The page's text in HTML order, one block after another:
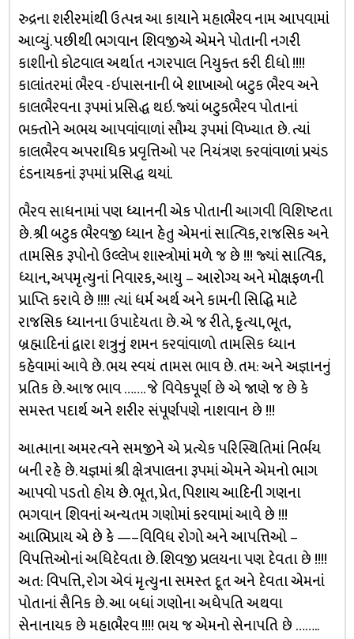
રુદ્રના શરીરમાંથી ઉત્પન્ન આ કાયાને મહાભૈરવ નામ આપવામાં
આવ્યું. પછીથી ભગવાન શિવજીએ એમને પોતાની નગરી
કાશીનો કોટવાલ અર્થાત નગરપાલ નિયુક્ત કરી દીધો !!!!
કાલાંતરમાં ભૈરવ -ઇપાસનાની બે શાખાઓ બટુક ભૈરવ અને
કાલભૈરવના રૂપમાં પ્રસિદ્ધ થઇ. જ્યાં બટુકભૈરવ પોતાનાં
ભક્તોને અભય આપવાંવાળાં સૌમ્ય રૂપમાં વિખ્યાત છે. ત્યાં
કાલભૈરવ અપરાધિક પ્રવૃત્તિઓ પર નિયંત્રણ કરવાંવાળાં પ્રચંડ
દંડનાયકનાં રૂપમાં પ્રસિદ્ધ થયાં.
ભૈરવ સાધનામાં પણ ધ્યાનની એક પોતાની આગવી વિશિષ્ટતા
છે. શ્રી બટુક ભૈરવજી ધ્યાન હેતુ એમનાં સાત્વિક, રાજસિક અને
તામસિક રૂપોનો ઉલ્લેખ શાસ્ત્રોમાં મળે જ છે !!! જ્યાં સાત્વિક,
ધ્યાન, અપમૃત્યુનાં નિવારક, આયુ – આરોગ્ય અને મોક્ષફળની
પ્રાપ્તિ કરાવે છે !!!! ત્યાં ધર્મ અર્થ અને કામની સિદ્ધિ માટે
રાજસિક ધ્યાનના ઉપાદેયતા છે. એ જ રીતે, કૃત્યા, ભૂત,
બ્રહ્માદિનાં દ્વારા શત્રુનું શમન કરવાંવાળો તામસિક ધ્યાન
કહેવામાં આવે છે. ભય સ્વયં તામસ ભાવ છે. તમ: અને અજ્ઞાનનું
પ્રતિક છે. આજ ભાવ ……. જે વિવેકપૂર્ણ છે એ જાણે જ છે કે
સમસ્ત પદાર્થ અને શરીર સંપૂર્ણપણે નાશવાન છે !!!
આત્માના અમરત્વને સમજીને એ પ્રત્યેક પરિસ્થિતિમાં નિર્ભય
બની રહે છે. યજ્ઞમાં શ્રી ક્ષેત્રપાલના રૂપમાં એમને એમનો ભાગ
આપવો પડતો હોય છે. ભૂત, પ્રેત, પિશાચ આદિની ગણના
ભગવાન શિવનાં અન્યતમ ગણોમાં કરવામાં આવે છે !!!
આભિપ્રાય એ છે કે —–વિવિધ રોગો અને આપત્તિઓ –
વિપત્તિઓનાં અધિદેવતા છે. શિવજી પ્રલયના પણ દેવતા છે !!!!
અત: વિપત્તિ, રોગ એવં મૃત્યુના સમસ્ત દૂત અને દેવતા એમનાં
પોતાનાં સૈનિક છે. આ બધાં ગણોના અધેપતિ અથવા
સેનાનાયક છે મહાભૈરવ !!!! ભય જ એમનો સેનાપતિ છે ……..